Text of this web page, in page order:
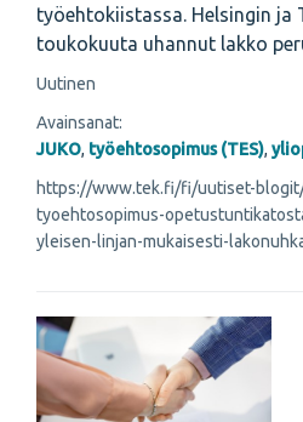
työehtokiistassa. Helsingin ja
toukokuuta uhannut lakko
Uutinen
Avainsanat:
JUKO, työehtosopimus (TES),
https://www.tek.fi/fi/uutiset-
tyoehtosopimus-
yleisen-linjan-mukaisesti-